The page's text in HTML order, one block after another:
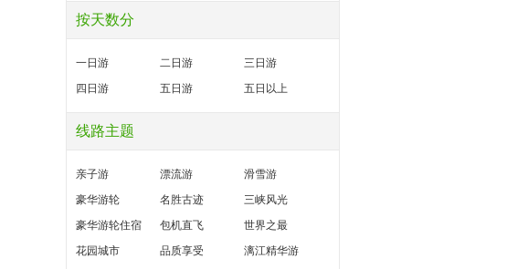
按天数分
一日游 二日游
三日游
四日游
五日游 五日以上
线路主题
亲子游 漂流游
滑雪游
豪华游轮
名胜古迹
三峡风光
豪华游轮住宿
包机直飞
世界之最
花园城市
品质享受
漓江精华游